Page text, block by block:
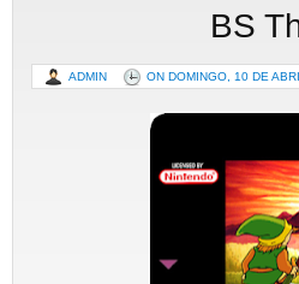
BS
ADMIN ON DOMINGO, 10 DE